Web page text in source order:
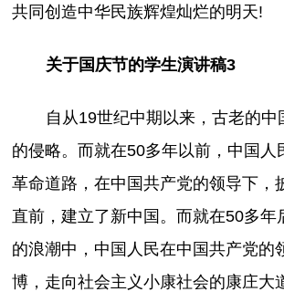
共同创造中华民族辉煌灿烂的明天!
关于国庆节的学生演讲稿3
自从19世纪中期以来，古老的中
的侵略。而就在50多年以前，中国人
革命道路，在中国共产党的领导下，
直前，建立了新中国。而就在50多年
的浪潮中，中国人民在中国共产党的
博，走向社会主义小康社会的康庄大